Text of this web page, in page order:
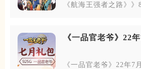
《航海王强者之路》
《一品官老爷》22
《一品官老爷》22年7